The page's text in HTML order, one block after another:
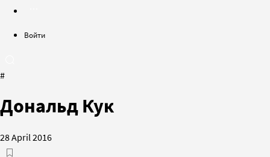
Войти
#
Дональд Кук
28 April 2016